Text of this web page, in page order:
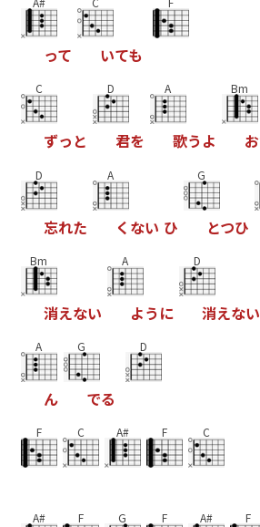
って いても
C
ずっ と
D
君を
A
歌う よ
Bm
お
D
忘れた
A
く ない ひ
G
とつひ
Bm
消えない
A
よう に
D
消えない
A
ん
G
でる
D
F C A# F C
A# F G F A# F